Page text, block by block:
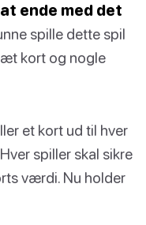
ende med det
spille dette spil
kort og nogle
et kort ud til hver
spiller skal sikre
værdi. Nu holder